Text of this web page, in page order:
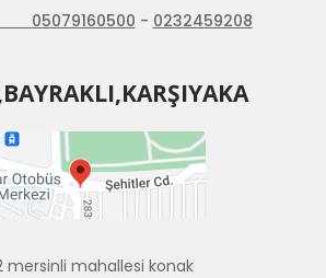
- 0232459208
mahallesi konak